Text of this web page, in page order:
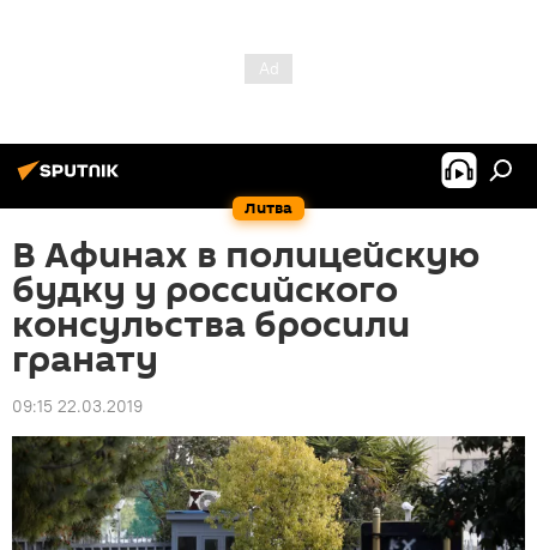
Литва
В Афинах в полицейскую
будку у российского
консульства бросили
гранату
09:15 22.03.2019